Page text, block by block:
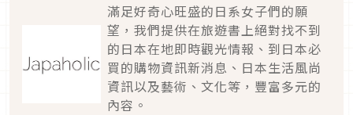
滿足好奇心旺盛的日系女子們的願
望，我們提供在旅遊書上絕對找不到
的日本在地即時觀光情報、到日本必
買的購物資訊新消息、日本生活風尚
資訊以及藝術、文化等，豐富多元的
內容。